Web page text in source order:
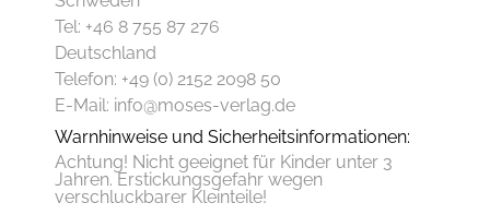
Tel: +46 8 755 87 276
Deutschland
Telefon: +49 (0) 2152 2098 50
E-Mail: info@moses-verlag.de
Warnhinweise und Sicherheitsinformationen:
Achtung! Nicht geeignet für Kinder unter 3
Jahren. Erstickungsgefahr wegen
verschluckbarer Kleinteile!